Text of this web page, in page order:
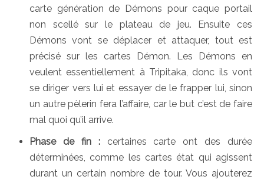
carte génération de Démons pour caque portail
non scellé sur le plateau de jeu. Ensuite ces
Démons vont se déplacer et attaquer, tout est
précisé sur les cartes Démon. Les Démons en
veulent essentiellement à Tripitaka, donc ils vont
se diriger vers lui et essayer de le frapper lui, sinon
un autre pèlerin fera l’affaire, car le but c’est de faire
mal quoi qu’il arrive.
Phase de fin :certaines carte ont des durée
déterminées, comme les cartes état qui agissent
durant un certain nombre de tour. Vous ajouterez